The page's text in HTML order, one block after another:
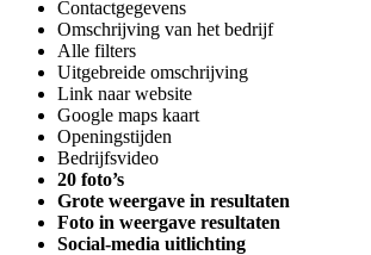
Contactgegevens
Omschrijving van het bedrijf
Alle filters
Uitgebreide omschrijving
Link naar website
Google maps kaart
Openingstijden
Bedrijfsvideo
20 foto’s
Grote weergave in resultaten
Foto in weergave resultaten
Social-media uitlichting